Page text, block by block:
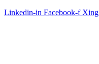
Linkedin-in Facebook-f Xing